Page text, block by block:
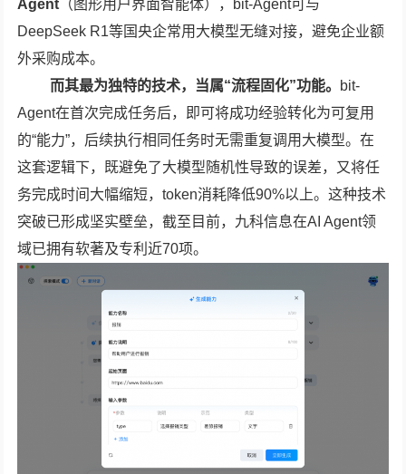
Agent （图形用户界面智能体），bit-Agent可与
DeepSeek R1等国央企常用大模型无缝对接，避免企业额
外采购成本。
而其最为独特的技术，当属“流程固化”功能。 bit-
Agent在首次完成任务后，即可将成功经验转化为可复用
的“能力”，后续执行相同任务时无需重复调用大模型。在
这套逻辑下，既避免了大模型随机性导致的误差，又将任
务完成时间大幅缩短，token消耗降低90%以上。这种技术
突破已形成坚实壁垒，截至目前，九科信息在AI Agent领
域已拥有软著及专利近70项。